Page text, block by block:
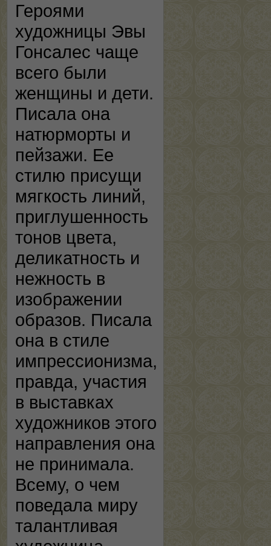
Героями
художницы Эвы
Гонсалес чаще
всего были
женщины и дети.
Писала она
натюрморты и
пейзажи. Ее
стилю присущи
мягкость линий,
приглушенность
тонов цвета,
деликатность и
нежность в
изображении
образов. Писала
она в стиле
импрессионизма,
правда, участия
в выставках
художников этого
направления она
не принимала.
Всему, о чем
поведала миру
талантливая